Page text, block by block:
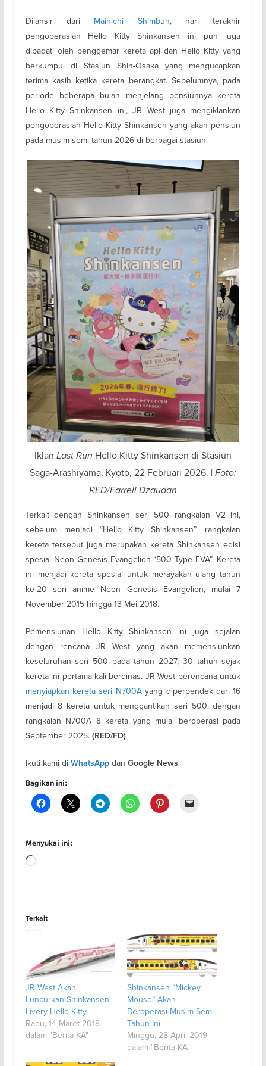
Dilansir dari Mainichi Shimbun, hari terakhir
pengoperasian Hello Kitty Shinkansen ini pun juga
dipadati oleh penggemar kereta api dan Hello Kitty yang
berkumpul di Stasiun Shin-Osaka yang mengucapkan
terima kasih ketika kereta berangkat. Sebelumnya, pada
periode beberapa bulan menjelang pensiunnya kereta
Hello Kitty Shinkansen ini, JR West juga mengiklankan
pengoperasian Hello Kitty Shinkansen yang akan pensiun
pada musim semi tahun 2026 di berbagai stasiun.
Iklan Last Run Hello Kitty Shinkansen di Stasiun
Saga-Arashiyama, Kyoto, 22 Februari 2026. | Foto:
RED/Farrell Dzaudan
Terkait dengan Shinkansen seri 500 rangkaian V2 ini,
sebelum menjadi “Hello Kitty Shinkansen”, rangkaian
kereta tersebut juga merupakan kereta Shinkansen edisi
spesial Neon Genesis Evangelion “500 Type EVA”. Kereta
ini menjadi kereta spesial untuk merayakan ulang tahun
ke-20 seri anime Neon Genesis Evangelion, mulai 7
November 2015 hingga 13 Mei 2018.
Pemensiunan Hello Kitty Shinkansen ini juga sejalan
dengan rencana JR West yang akan memensiunkan
keseluruhan seri 500 pada tahun 2027, 30 tahun sejak
kereta ini pertama kali berdinas. JR West berencana untuk
menyiapkan kereta seri N700Ayang diperpendek dari 16
menjadi 8 kereta untuk menggantikan seri 500, dengan
rangkaian N700A 8 kereta yang mulai beroperasi pada
September 2025. (RED/FD)
Ikuti kami di WhatsAppdan Google News
Bagikan ini:
Menyukai ini:
Memuat...
Terkait
JR West Akan
Luncurkan Shinkansen
Livery Hello Kitty
Rabu, 14 Maret 2018
dalam "Berita KA"
Shinkansen “Mickey
Mouse” Akan
Beroperasi Musim Semi
Tahun Ini
Minggu, 28 April 2019
dalam "Berita KA"